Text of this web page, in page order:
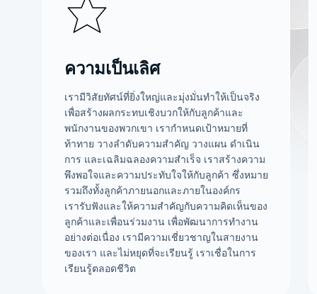
ความเป็นเลิศ
เรามีวิสัยทัศน์ที่ยิ่งใหญ่และมุ่งมั่นทำให้เป็นจริง
เพื่อสร้างผลกระทบเชิงบวกให้กับลูกค้าและ
พนักงานของพวกเขา เรากำหนดเป้าหมายที่
ท้าทาย วางลำดับความสำคัญ วางแผน ดำเนิน
การ และเฉลิมฉลองความสำเร็จ เราสร้างความ
พึงพอใจและความประทับใจให้กับลูกค้า ซึ่งหมาย
รวมถึงทั้งลูกค้าภายนอกและภายในองค์กร
เรารับฟังและให้ความสำคัญกับความคิดเห็นของ
ลูกค้าและเพื่อนร่วมงาน เพื่อพัฒนาการทำงาน
อย่างต่อเนื่อง เรามีความเชี่ยวชาญในสายงาน
ของเรา และไม่หยุดที่จะเรียนรู้ เราเชื่อในการ
เรียนรู้ตลอดชีวิต